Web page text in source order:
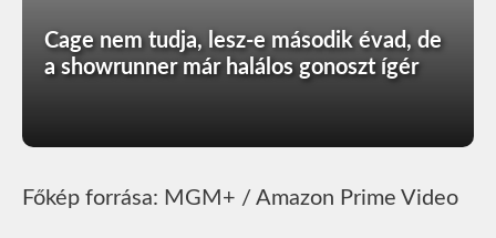
Cage nem tudja, lesz-e második évad, de
a showrunner már halálos gonoszt ígér
Főkép forrása: MGM+ / Amazon Prime Video